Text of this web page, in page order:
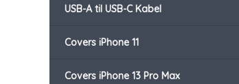
USB-A til USB-C Kabel
Covers iPhone 11
Covers iPhone 13 Pro Max